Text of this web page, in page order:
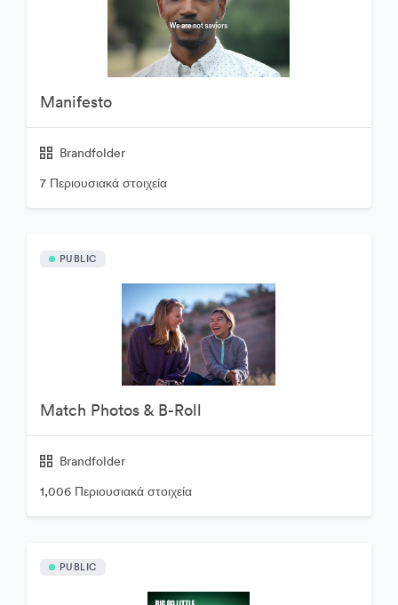
Manifesto
Brandfolder
7 Περιουσιακά στοιχεία
PUBLIC
Match Photos & B-Roll
Brandfolder
1,006 Περιουσιακά στοιχεία
PUBLIC